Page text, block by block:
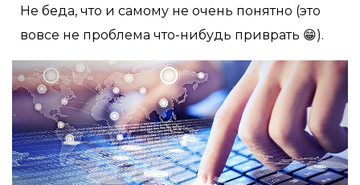
Не беда, что и самому не очень понятно (это
вовсе не проблема что-нибудь приврать 😁).